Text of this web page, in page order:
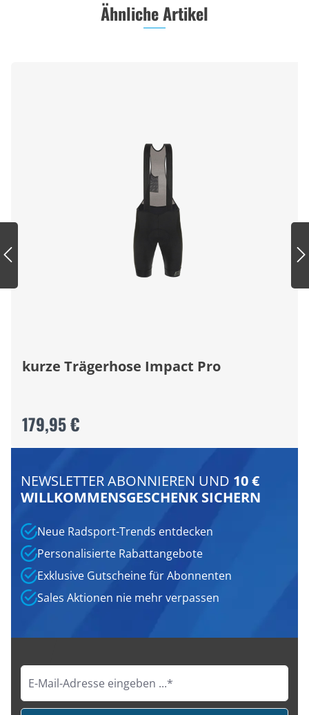
Ähnliche Artikel
kurze Trägerhose Impact Pro
179,95 €
NEWSLETTER ABONNIEREN UND 10 €
WILLKOMMENSGESCHENK SICHERN
Neue Radsport-Trends entdecken
Personalisierte Rabattangebote
Exklusive Gutscheine für Abonnenten
Sales Aktionen nie mehr verpassen